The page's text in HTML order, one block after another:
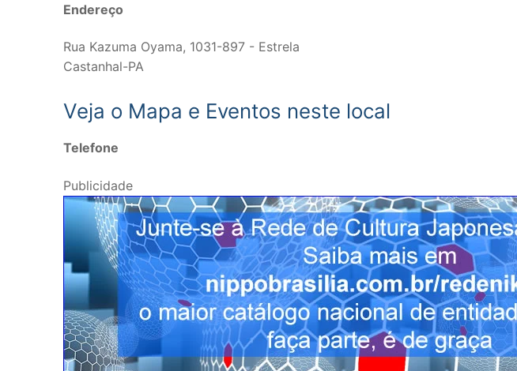
Endereço
Rua Kazuma Oyama, 1031-897 - Estrela
Castanhal-PA
Veja o Mapa e Eventos neste local
Telefone
Publicidade